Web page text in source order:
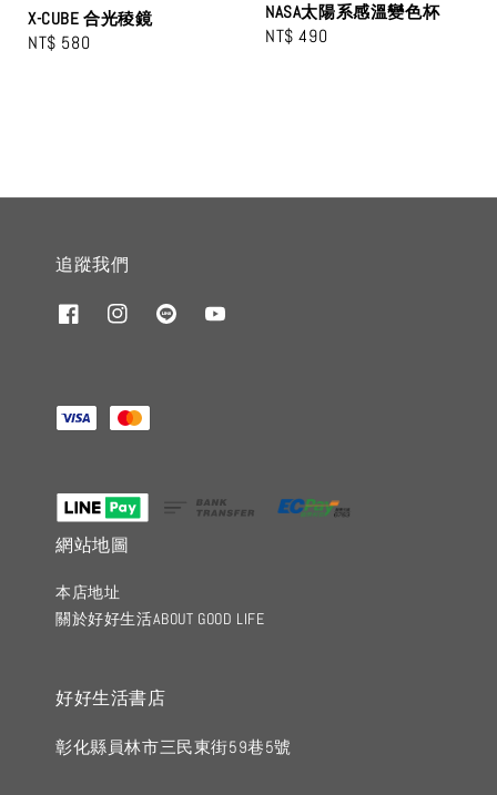
X-CUBE 合光稜鏡
Regular
NT$ 580
NASA太陽系感溫變色杯
Regular
NT$ 490
追蹤我們
網站地圖
本店地址
關於好好生活ABOUT GOOD LIFE
好好生活書店
彰化縣員林市三民東街59巷5號